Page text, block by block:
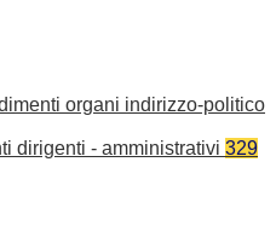
organi indirizzo-politico
dirigenti - amministrativi 329